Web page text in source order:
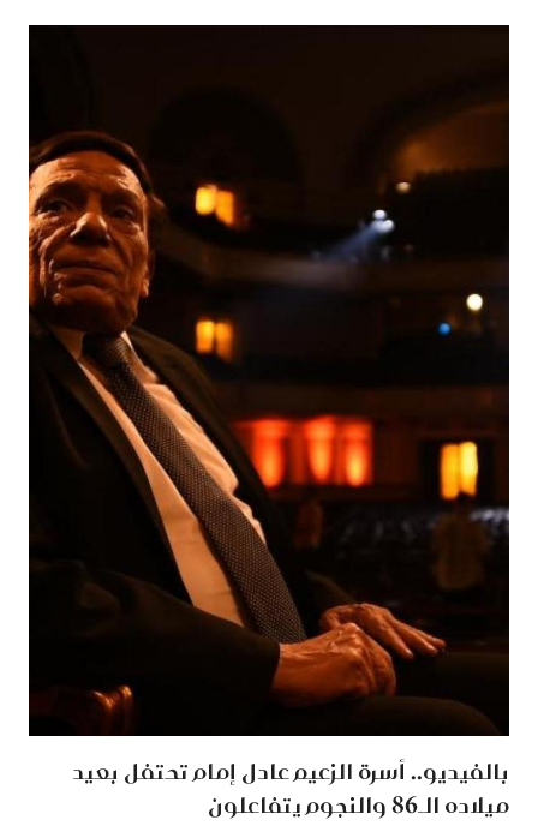
بالفيديو.. أسرة الزعيم عادل إمام تحتفل بعيد
ميلاده الـ86 والنجوم يتفاعلون